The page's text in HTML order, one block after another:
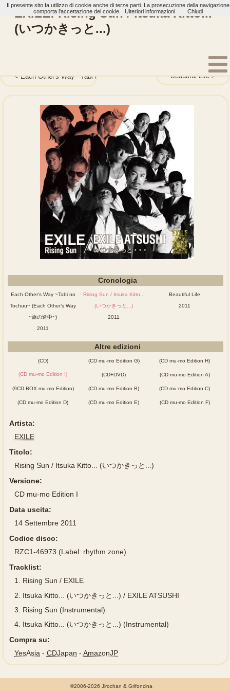
EXILE: Rising Sun / Itsuka Kitto...
(いつかきっと...)
Each Other's Way ~Tabi no Tochuu~ (Each Other’s Way ~旅の途中~)
Beautiful Life
Cronologia
Each Other's Way ~Tabi no
Tochuu~ (Each Other’s Way
~旅の途中~)
2011
Rising Sun / Itsuka Kitto...
(いつかきっと...)
2011
Beautiful Life
2011
Altre edizioni
(CD) (CD mu-mo Edition G) (CD mu-mo Edition H)
(CD mu-mo Edition I) (CD+DVD) (CD mu-mo Edition A)
(9CD BOX mu-mo Edition) (CD mu-mo Edition B) (CD mu-mo Edition C)
(CD mu-mo Edition D) (CD mu-mo Edition E) (CD mu-mo Edition F)
Artista:
EXILE
Titolo:
Rising Sun / Itsuka Kitto... (いつかきっと...)
Versione:
CD mu-mo Edition I
Data uscita:
14 Settembre 2011
Codice disco:
RZC1-46973 (Label: rhythm zone)
Tracklist:
1.
Rising Sun / EXILE
2.
Itsuka Kitto... (いつかきっと...) / EXILE ATSUSHI
3.
Rising Sun (Instrumental)
4. Itsuka Kitto... (いつかきっと...) (Instrumental)
Compra su:
YesAsia- CDJapan - AmazonJP
©2006-2026 Jirochan & Grifoncina
Il presente sito fa utilizzo di cookie anche di terze parti. La prosecuzione della navigazione
comporta l'accettazione dei cookie.
Ulteriori informazioni Chiudi